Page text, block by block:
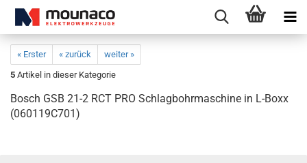
« Erster « zurück
weiter »
5 Artikel in dieser Kategorie
Bosch GSB 21-2 RCT PRO Schlagbohrmaschine in L-Boxx
(060119C701)